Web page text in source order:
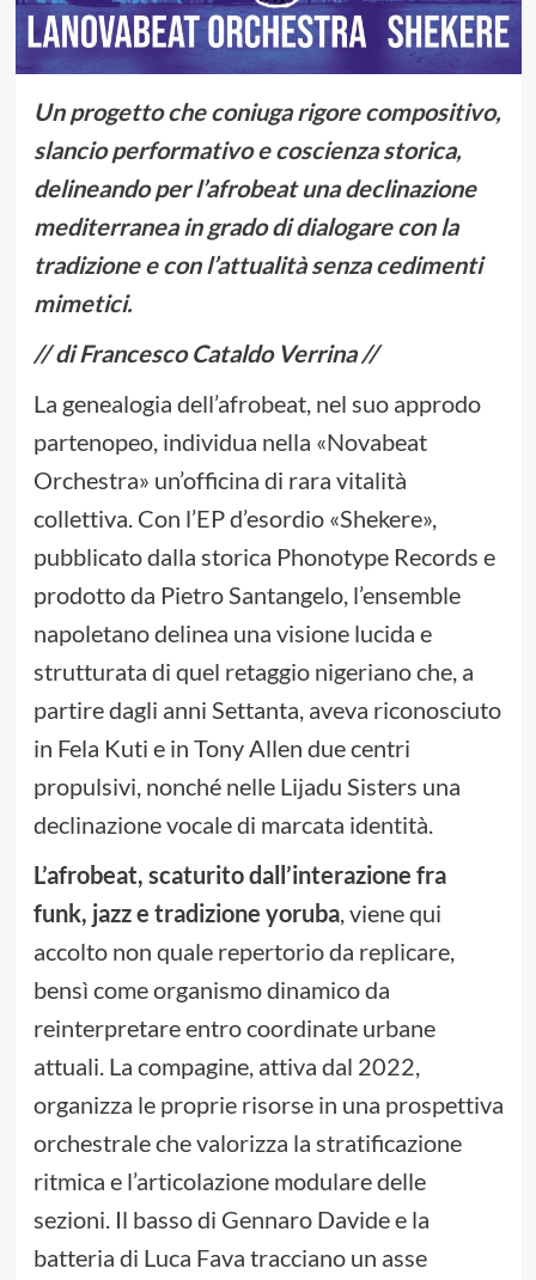
Un progetto che coniuga rigore compositivo,
slancio performativo e coscienza storica,
delineando per l’afrobeat una declinazione
mediterranea in grado di dialogare con la
tradizione e con l’attualità senza cedimenti
mimetici.
// di Francesco Cataldo Verrina //
La genealogia dell’afrobeat, nel suo approdo
partenopeo, individua nella «Novabeat
Orchestra» un’officina di rara vitalità
collettiva. Con l’EP d’esordio «Shekere»,
pubblicato dalla storica Phonotype Records e
prodotto da Pietro Santangelo, l’ensemble
napoletano delinea una visione lucida e
strutturata di quel retaggio nigeriano che, a
partire dagli anni Settanta, aveva riconosciuto
in Fela Kuti e in Tony Allen due centri
propulsivi, nonché nelle Lijadu Sisters una
declinazione vocale di marcata identità.
L’afrobeat, scaturito dall’interazione fra
funk, jazz e tradizione yoruba, viene qui
accolto non quale repertorio da replicare,
bensì come organismo dinamico da
reinterpretare entro coordinate urbane
attuali. La compagine, attiva dal 2022,
organizza le proprie risorse in una prospettiva
orchestrale che valorizza la stratificazione
ritmica e l’articolazione modulare delle
sezioni. Il basso di Gennaro Davide e la
batteria di Luca Fava tracciano un asse